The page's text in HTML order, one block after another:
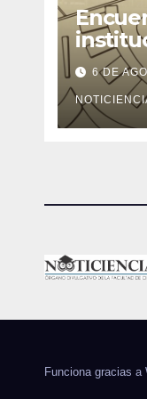
la6 DE
Funciona gracias a